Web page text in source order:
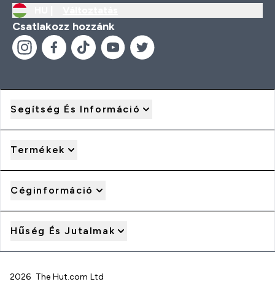
Csatlakozz hozzánk
Segítség És Információ
Termékek
Céginformáció
Hűség És Jutalmak
2026 The Hut.com Ltd